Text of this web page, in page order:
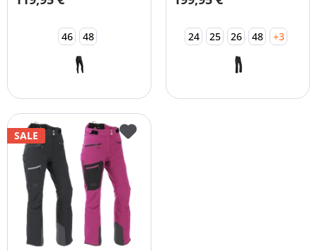
46 48 24 25 26 48 +3
SALE